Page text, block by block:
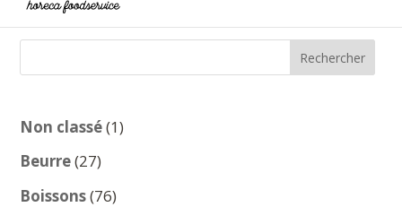
Rechercher
Non classé 11
Beurre 2727
produits
Boissons 7676